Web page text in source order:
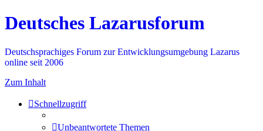
Deutsches Lazarusforum
Deutschsprachiges Forum zur Entwicklungsumgebung Lazarus
online seit 2006
Zum Inhalt
Schnellzugriff
Unbeantwortete Themen